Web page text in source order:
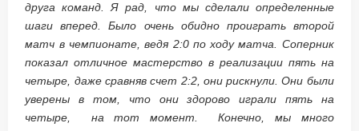
друга команд. Я рад, что мы сделали определенные
шаги вперед. Было очень обидно проиграть второй
матч в чемпионате, ведя 2:0 по ходу матча. Соперник
показал отличное мастерство в реализации пять на
четыре, даже сравняв счет 2:2, они рискнули. Они были
уверены в том, что они здорово играли пять на
четыре, на тот момент. Конечно, мы много